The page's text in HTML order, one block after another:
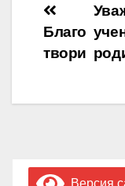
по
Благо
твори
Версия